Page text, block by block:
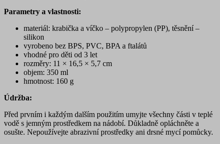
Parametry a vlastnosti:
materiál: krabička a víčko – polypropylen (PP), těsnění –
silikon
vyrobeno bez BPS, PVC, BPA a ftalátů
vhodné pro děti od 3 let
rozměry: 11 × 16,5 × 5,7 cm
objem: 350 ml
hmotnost: 160 g
Údržba:
Před prvním i každým dalším použitím umyjte všechny části v teplé
vodě s jemným prostředkem na nádobí. Důkladně opláchněte a
osušte. Nepoužívejte abrazivní prostředky ani drsné mycí pomůcky.